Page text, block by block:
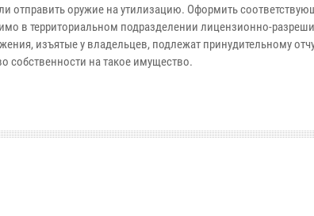
отправить оружие на утилизацию. Оформить
в территориальном подразделении лицензионно-
изъятые у владельцев, подлежат принудительному
собственности на такое имущество.